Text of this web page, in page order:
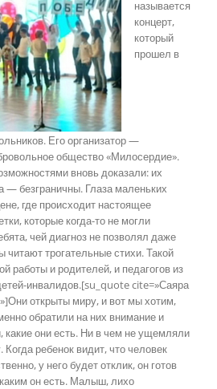
называется
концерт,
который
прошел в
Его организатор —
общество «Милосердие».
вновь доказали: их
— безграничны. Глаза маленьких
где происходит настоящее
которые когда-то не могли
чей диагноз не позволял даже
читают трогательные стихи. Такой
работы и родителей, и педагогов из
инвалидов.[su_quote cite=»Саяра
открыты миру, и вот мы хотим,
обратили на них внимание и
какие они есть. Ни в чем не ущемляли
ребенок видит, что человек
у него будет отклик, он готов
он есть. Малыш, лихо